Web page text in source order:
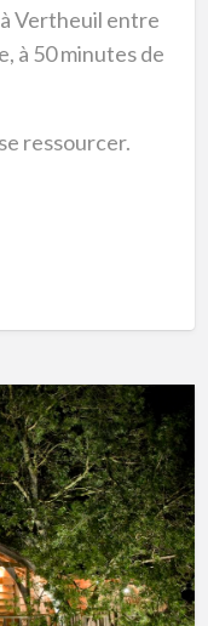
Vertheuil entre
à 50 minutes de
ressourcer.
situé au
la commune
Vins pour vos
vos activités
Régional du
à vélo.
parmi
et Le Soleil : 2
double à
canapé-lit